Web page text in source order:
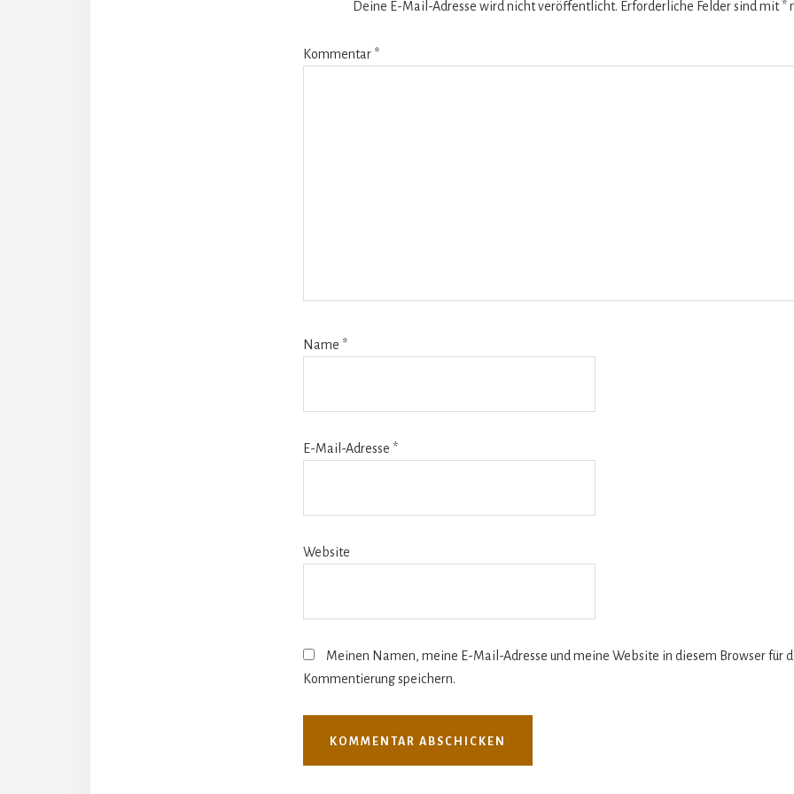
Deine E-Mail-Adresse wird nicht veröffentlicht. Erforderliche Felder sind mit*
Kommentar *
Name *
E-Mail-Adresse *
Website
Meinen Namen, meine E-Mail-Adresse und meine Website in diesem Browser für
Kommentierung speichern.